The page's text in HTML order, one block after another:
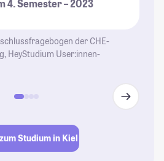
4. Semester – 2023
der CHE-
HeyStudium User:innen-
Studium in Kiel